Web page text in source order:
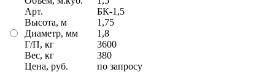
Арт.
Высота, м
Диаметр, мм
Г/П, кг
Вес, кг
Цена, руб.
БК-1,5
1,75
1,8
3600
380
по запросу